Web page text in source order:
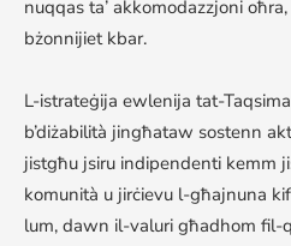
nuqqas ta’ akkomodazzjoni
bżonnijiet kbar.
L-istrateġija ewlenija tat-
b’diżabilità jingħataw sostenn
jistgħu jsiru indipendenti kemm
komunità u jirċievu l-għajnuna
lum, dawn il-valuri għadhom fil-